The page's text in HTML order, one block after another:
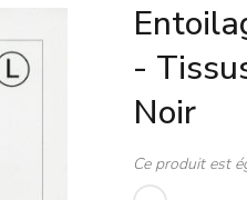
-
Noir
Ce produit est